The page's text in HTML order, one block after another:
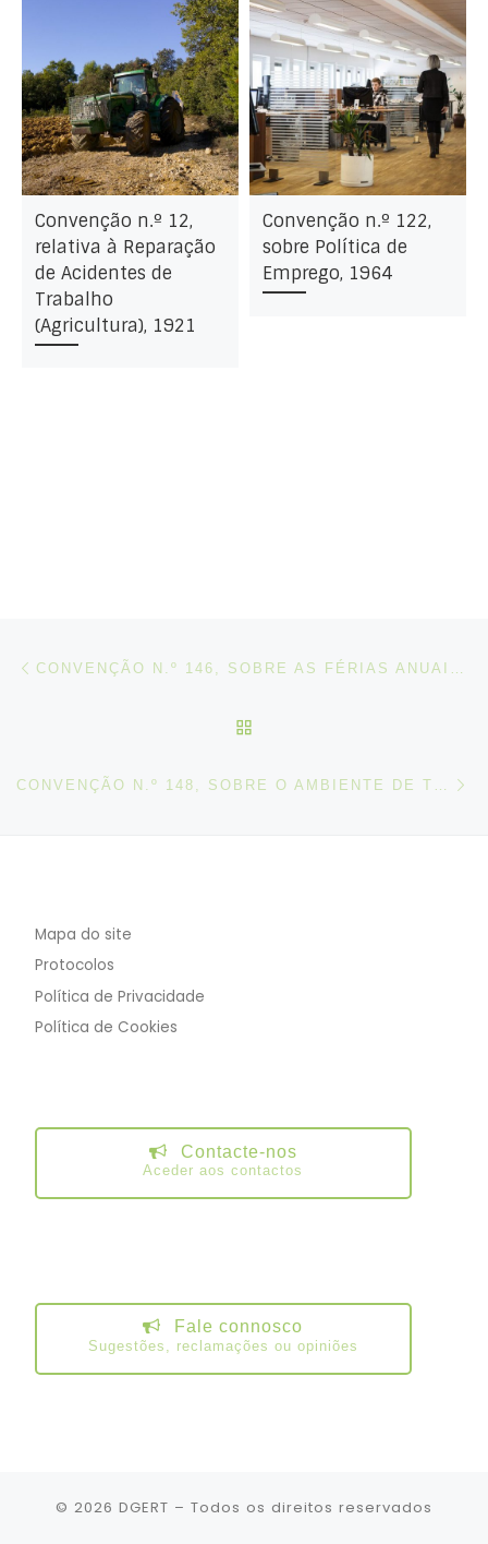
Convenção n.º 12,
relativa à Reparação
de Acidentes de
Trabalho
(Agricultura), 1921
Convenção n.º 122,
sobre Política de
Emprego, 1964
Post navigation
Mapa do site
Protocolos
Política de Privacidade
Política de Cookies
Contacte-nos
Aceder aos contactos
Fale connosco
Sugestões, reclamações ou opiniões
© 2026 DGERT – Todos os direitos reservados